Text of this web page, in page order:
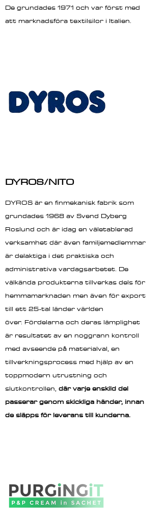
De grundades 1971 och var först med
att marknadsföra textilsilor i Italien.
DYROS/NITO
DYROS är en finmekanisk fabrik som
grundades 1968 av Svend Dyberg
Roslund och är idag en väletablerad
verksamhet där även familjemedlemmar
är delaktiga i det praktiska och
administrativa vardagsarbetet. De
välkända produkterna tillverkas dels för
hemmamarknaden men även för export
till ett 25-tal länder världen
över. Fördelarna och deras lämplighet
är resultatet av en noggrann kontroll
med avseende på materialval, en
tillverkningsprocess med hjälp av en
toppmodern utrustning och
slutkontrollen, där varje enskild del
passerar genom skickliga händer, innan
de släpps för leverans till kunderna.